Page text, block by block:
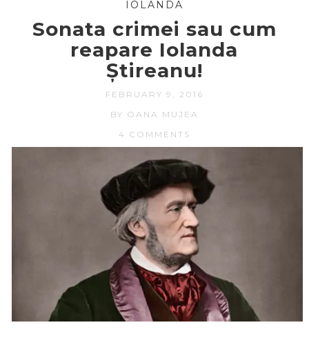
IOLANDA
Sonata crimei sau cum
reapare Iolanda
Știreanu!
FEBRUARY 9, 2016
BY OANA MUJEA
4 COMMENTS